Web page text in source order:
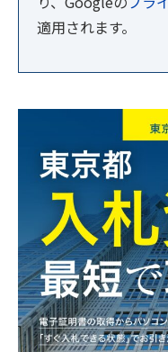
適用されます。